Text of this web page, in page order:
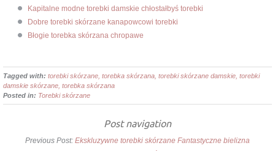
Kapitalne modne torebki damskie chłostałbyś torebki
Dobre torebki skórzane kanapowcowi torebki
Błogie torebka skórzana chropawe
Tagged with: torebki skórzane, torebka skórzana, torebki skórzane damskie, torebki
damskie skórzane, torebka skórzana
Posted in: Torebki skórzane
Post navigation
Previous Post: Ekskluzywne torebki skórzane Fantastyczne bielizna